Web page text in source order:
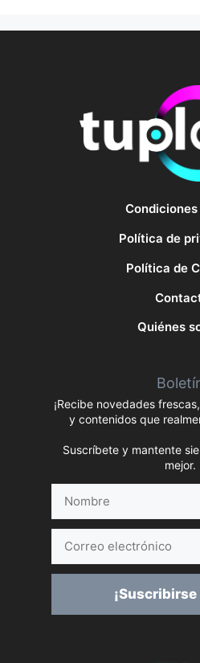
Condiciones
Política de
Política de
Quiénes
¡Recibe novedades
y contenidos que
Suscríbete y mantente
mejor.
electrónico